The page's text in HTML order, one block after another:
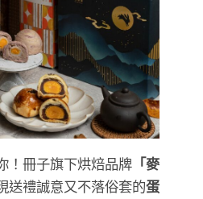
！冊子旗下烘焙品牌 「麥
送禮誠意又不落俗套的蛋